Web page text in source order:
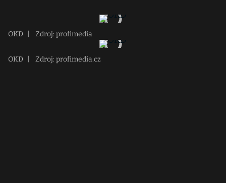
OKD Zdroj: profimedia
OKD Zdroj: profimedia.cz